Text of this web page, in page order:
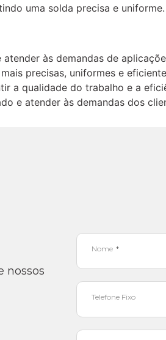
uma solda precisa e uniforme.
às demandas de
precisas, uniformes e
a qualidade do trabalho e a
e atender às demandas dos
nossos
Nome
Telefone Fixo